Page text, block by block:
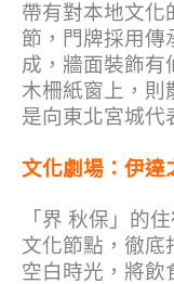
帶有對本地文化
節，門牌採用傳
成，牆面裝飾有
木柵紙窗上，則
是向東北宮城代
文化劇場：伊達
「界 秋保」的
文化節點，徹底
空白時光，將飲